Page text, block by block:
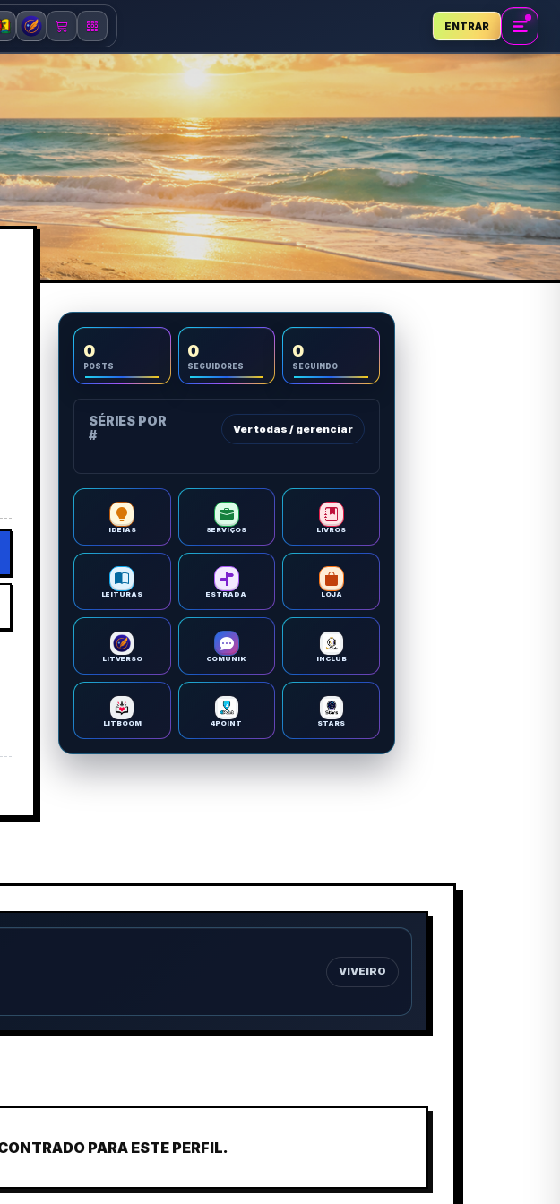
ENTRAR
0
POSTS
0
SEGUIDORES
0
SEGUINDO
SÉRIES POR
#
Ver todas / gerenciar
IDEIAS SERVIÇOS LIVROS
LEITURAS ESTRADA LOJA
LITVERSO COMUNIK INCLUB
LITBOOM 4POINT STARS
VIVEIRO
PARA ESTE PERFIL.